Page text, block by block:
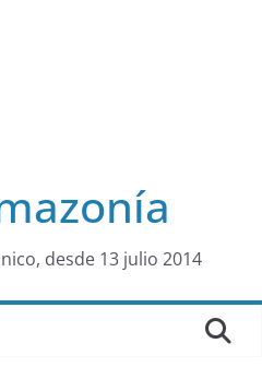
desde 13 julio 2014